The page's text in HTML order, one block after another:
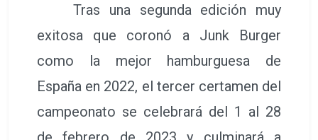
Tras una segunda edición muy
exitosa que coronó a Junk Burger
como la mejor hamburguesa de
España en 2022, el tercer certamen del
campeonato se celebrará del 1 al 28